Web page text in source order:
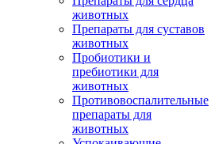
животных
Препараты для суставов
животных
Пробиотики и
пребиотики для
животных
Противовоспалительные
препараты для
животных